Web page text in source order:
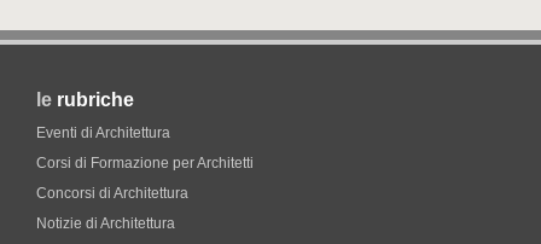
le rubriche
Eventi di Architettura
Corsi di Formazione per Architetti
Concorsi di Architettura
Notizie di Architettura